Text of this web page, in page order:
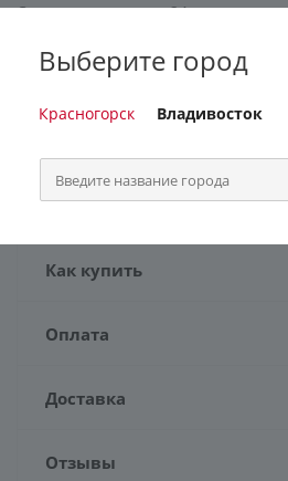
Срок годности, мес: 24
Номер ГОСТ, ТУ, СТО,
2006
Вес БРУТТО: 3,158
Состав: 5-15% анионные ПАВ, <5%
оптический отбеливатель,
Серия: 100 цветов
Количество в коробе: 4
Как купить
Оплата
Доставка
Отзывы
Выберите город
Красногорск Владивосток